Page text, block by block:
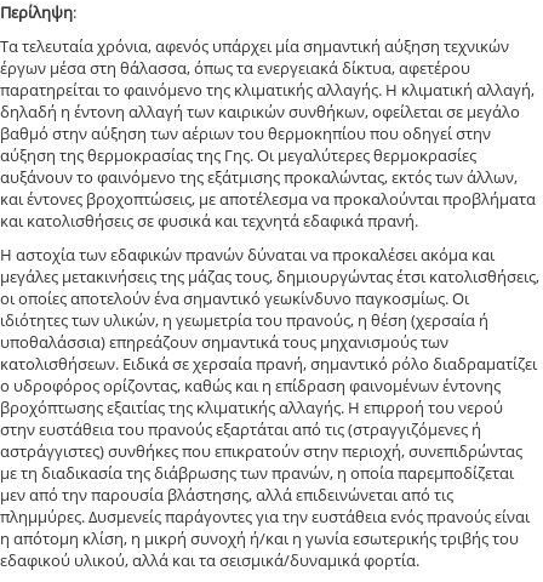
Περίληψη:
Τα τελευταία χρόνια, αφενός υπάρχει μία σημαντική αύξηση τεχνικών
έργων μέσα στη θάλασσα, όπως τα ενεργειακά δίκτυα, αφετέρου
παρατηρείται το φαινόμενο της κλιματικής αλλαγής. Η κλιματική αλλαγή,
δηλαδή η έντονη αλλαγή των καιρικών συνθήκων, οφείλεται σε μεγάλο
βαθμό στην αύξηση των αέριων του θερμοκηπίου που οδηγεί στην
αύξηση της θερμοκρασίας της Γης. Οι μεγαλύτερες θερμοκρασίες
αυξάνουν το φαινόμενο της εξάτμισης προκαλώντας, εκτός των άλλων,
και έντονες βροχοπτώσεις, με αποτέλεσμα να προκαλούνται προβλήματα
και κατολισθήσεις σε φυσικά και τεχνητά εδαφικά πρανή.
Η αστοχία των εδαφικών πρανών δύναται να προκαλέσει ακόμα και
μεγάλες μετακινήσεις της μάζας τους, δημιουργώντας έτσι κατολισθήσεις,
οι οποίες αποτελούν ένα σημαντικό γεωκίνδυνο παγκοσμίως. Οι
ιδιότητες των υλικών, η γεωμετρία του πρανούς, η θέση (χερσαία ή
υποθαλάσσια) επηρεάζουν σημαντικά τους μηχανισμούς των
κατολισθήσεων. Ειδικά σε χερσαία πρανή, σημαντικό ρόλο διαδραματίζει
ο υδροφόρος ορίζοντας, καθώς και η επίδραση φαινομένων έντονης
βροχόπτωσης εξαιτίας της κλιματικής αλλαγής. Η επιρροή του νερού
στην ευστάθεια του πρανούς εξαρτάται από τις (στραγγιζόμενες ή
αστράγγιστες) συνθήκες που επικρατούν στην περιοχή, συνεπιδρώντας
με τη διαδικασία της διάβρωσης των πρανών, η οποία παρεμποδίζεται
μεν από την παρουσία βλάστησης, αλλά επιδεινώνεται από τις
πλημμύρες. Δυσμενείς παράγοντες για την ευστάθεια ενός πρανούς είναι
η απότομη κλίση, η μικρή συνοχή ή/και η γωνία εσωτερικής τριβής του
εδαφικού υλικού, αλλά και τα σεισμικά/δυναμικά φορτία.